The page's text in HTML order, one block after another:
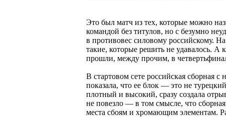
Это был матч из тех, которые можно
командой без титулов, но с безумно
в противовес силовому российскому.
такие, которые решить не удавалось.
прошли, между прочим, в
В стартовом сете российская сборная
показала, что ее блок — это не
плотный и высокий, сразу создала
не повезло — в том смысле, что
места сбоям и хромающим элементам.